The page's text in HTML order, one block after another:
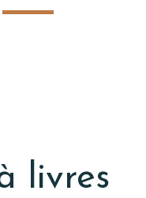
livres